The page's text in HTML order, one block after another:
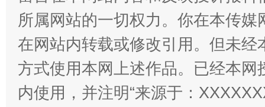
站台名比不上好声名
所属网站的一切权力。你在本传
在网站内转载或修改引用。但未
方式使用本网上述作品。已经本
内使用，并注明“来源于：